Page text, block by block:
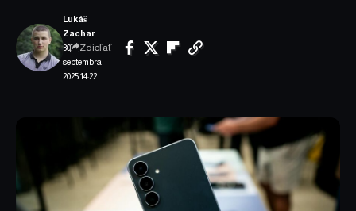
30.
septembra
2025 14:22
Lukáš
Zachar
Zdieľať